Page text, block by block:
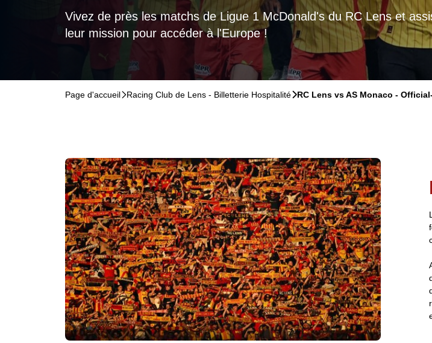
Vivez de près les matchs de Ligue 1 McDonald's du RC Lens et
leur mission pour accéder à l'Europe !
Page d'accueil􀆊Racing Club de Lens - Billetterie Hospitalité􀆊RC Lens vs AS Monaco -